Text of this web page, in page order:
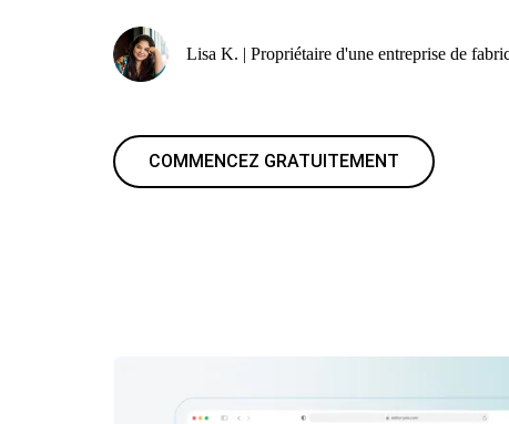
Lisa K. | Propriétaire d'une entreprise de
COMMENCEZ GRATUITEMENT